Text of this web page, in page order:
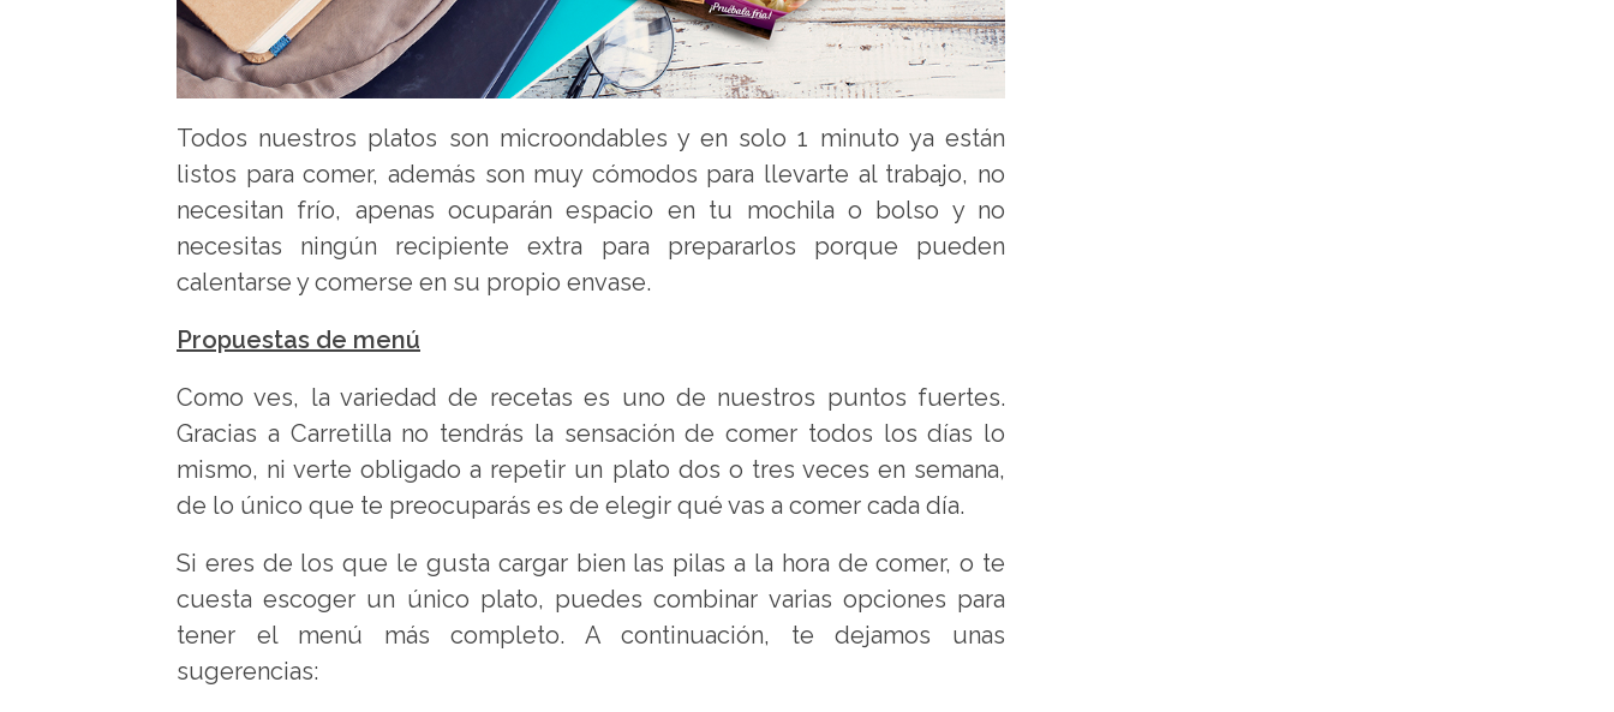
Todos nuestros platos son microondables y en solo 1 minuto ya están
listos para comer, además son muy cómodos para llevarte al trabajo, no
necesitan frío, apenas ocuparán espacio en tu mochila o bolso y no
necesitas ningún recipiente extra para prepararlos porque pueden
calentarse y comerse en su propio envase.
Propuestas de menú
Como ves, la variedad de recetas es uno de nuestros puntos fuertes.
Gracias a Carretilla no tendrás la sensación de comer todos los días lo
mismo, ni verte obligado a repetir un plato dos o tres veces en semana,
de lo único que te preocuparás es de elegir qué vas a comer cada día.
Si eres de los que le gusta cargar bien las pilas a la hora de comer, o te
cuesta escoger un único plato, puedes combinar varias opciones para
tener el menú más completo. A continuación, te dejamos unas
sugerencias: